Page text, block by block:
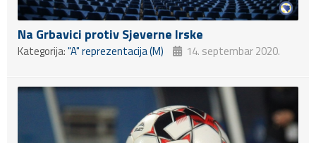
Na Grbavici protiv Sjeverne Irske
Kategorija:"A" reprezentacija (M) 14. septembar 2020.